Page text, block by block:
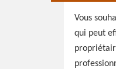
Vous
qui peut